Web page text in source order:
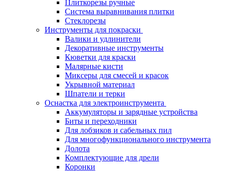
Плиткорезы ручные
Система выравнивания плитки
Стеклорезы
Инструменты для покраски
Валики и удлинители
Декоративные инструменты
Кюветки для краски
Малярные кисти
Миксеры для смесей и красок
Укрывной материал
Шпатели и терки
Оснастка для электроинструмента
Аккумуляторы и зарядные устройства
Биты и переходники
Для лобзиков и сабельных пил
Для многофункционального инструмента
Долота
Комплектующие для дрели
Коронки